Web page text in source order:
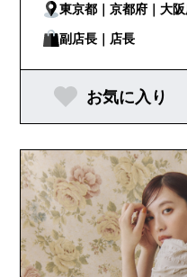
東京都｜京都府｜大
副店長｜店長
お気に入り